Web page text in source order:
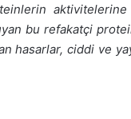
aktivitelerine
bu refakatçi
hasarlar, ciddi ve